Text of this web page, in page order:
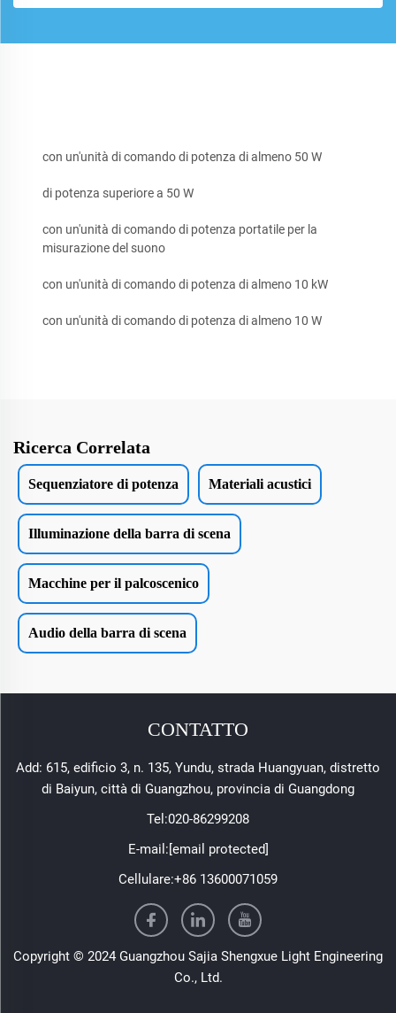
con un'unità di comando di potenza di almeno 50 W
di potenza superiore a 50 W
con un'unità di comando di potenza portatile per la
misurazione del suono
con un'unità di comando di potenza di almeno 10 kW
con un'unità di comando di potenza di almeno 10 W
Ricerca Correlata
Sequenziatore di potenza Materiali acustici
Illuminazione della barra di scena
Macchine per il palcoscenico
Audio della barra di scena
CONTATTO
Add: 615, edificio 3, n. 135, Yundu, strada Huangyuan, distretto
di Baiyun, città di Guangzhou, provincia di Guangdong
Tel:020-86299208
E-mail:[email protected]
Cellulare:+86 13600071059
Copyright © 2024 Guangzhou Sajia Shengxue Light Engineering
Co., Ltd.